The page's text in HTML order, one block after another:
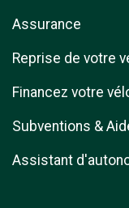
Assurance
Reprise de votre
Financez votre
Subventions &
Assistant